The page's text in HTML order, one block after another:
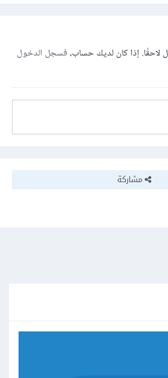
لاحقًا. إذا كان لديك حساب،فسجل الدخول
مشاركة